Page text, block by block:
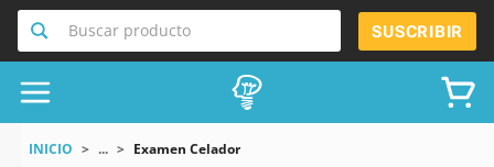
Buscar producto SUSCRIBIR
INICIO ... Examen Celador